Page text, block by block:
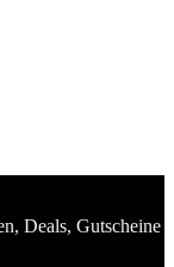
Deals, Gutscheine